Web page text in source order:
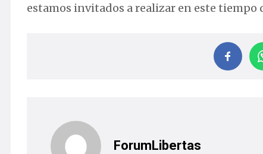
estamos invitados a realizar en este tiempo
ForumLibertas